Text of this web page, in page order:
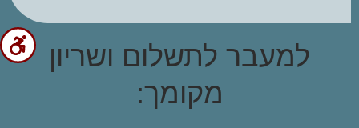
למעבר לתשלום ושריון
מקומך: